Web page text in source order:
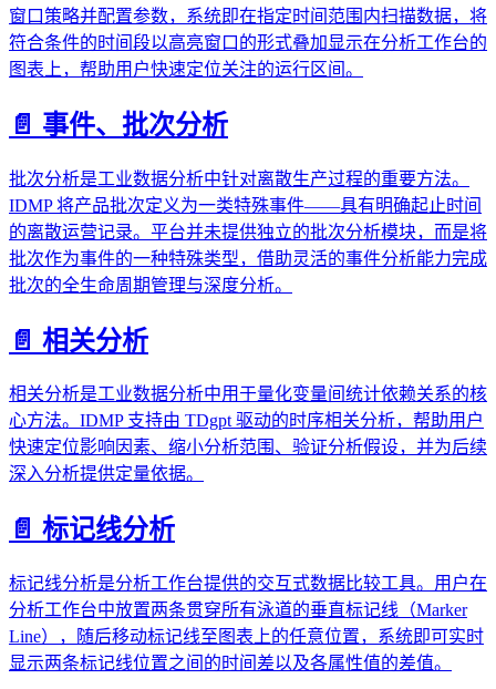
窗口策略并配置参数，系统即在指定时间范围内扫描数据，将
符合条件的时间段以高亮窗口的形式叠加显示在分析工作台的
图表上，帮助用户快速定位关注的运行区间。
📄️ 事件、批次分析
批次分析是工业数据分析中针对离散生产过程的重要方法。
IDMP 将产品批次定义为一类特殊事件——具有明确起止时间
的离散运营记录。平台并未提供独立的批次分析模块，而是将
批次作为事件的一种特殊类型，借助灵活的事件分析能力完成
批次的全生命周期管理与深度分析。
📄️ 相关分析
相关分析是工业数据分析中用于量化变量间统计依赖关系的核
心方法。IDMP 支持由 TDgpt 驱动的时序相关分析，帮助用户
快速定位影响因素、缩小分析范围、验证分析假设，并为后续
深入分析提供定量依据。
📄️ 标记线分析
标记线分析是分析工作台提供的交互式数据比较工具。用户在
分析工作台中放置两条贯穿所有泳道的垂直标记线（Marker
Line），随后移动标记线至图表上的任意位置，系统即可实时
显示两条标记线位置之间的时间差以及各属性值的差值。